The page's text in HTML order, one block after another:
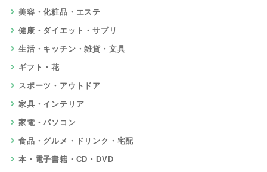
美容・化粧品・エステ
健康・ダイエット・サプリ
生活・キッチン・雑貨・文具
ギフト・花
スポーツ・アウトドア
家具・インテリア
家電・パソコン
食品・グルメ・ドリンク・宅配
本・電子書籍・CD・DVD